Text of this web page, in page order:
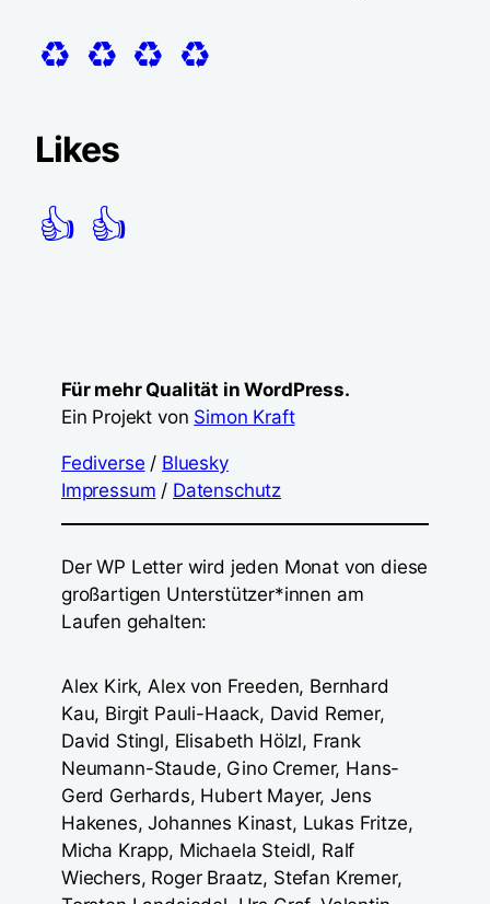
♻️ ♻️ ♻️ ♻️
Likes
👍 👍
Für mehr Qualität in WordPress.
Ein Projekt von Simon Kraft
Fediverse / Bluesky
Impressum / Datenschutz
Der WP Letter wird jeden Monat von diese
großartigen Unterstützer*innen am
Laufen gehalten:
Alex Kirk, Alex von Freeden, Bernhard
Kau, Birgit Pauli-Haack, David Remer,
David Stingl, Elisabeth Hölzl, Frank
Neumann-Staude, Gino Cremer, Hans-
Gerd Gerhards, Hubert Mayer, Jens
Hakenes, Johannes Kinast, Lukas Fritze,
Micha Krapp, Michaela Steidl, Ralf
Wiechers, Roger Braatz, Stefan Kremer,